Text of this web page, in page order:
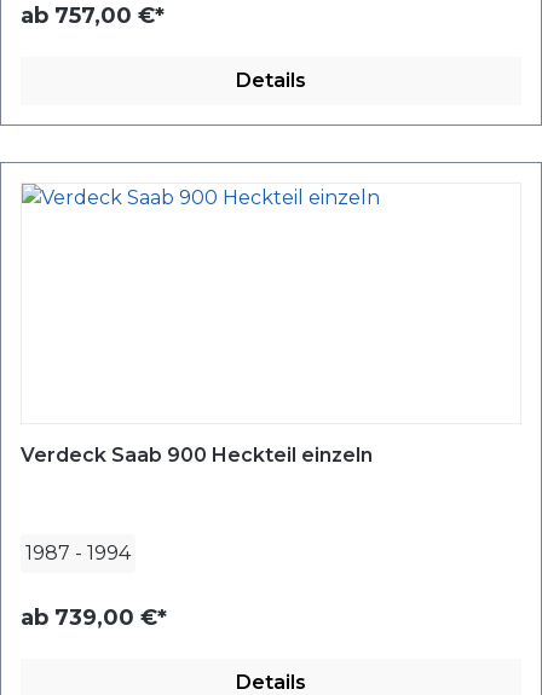
ab 757,00 €*
Details
Verdeck Saab 900 Heckteil einzeln
1987 - 1994
ab 739,00 €*
Details